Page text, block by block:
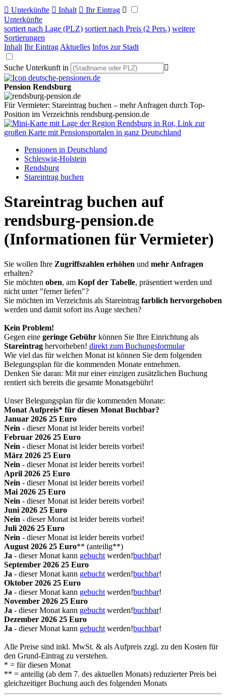
 Unterkünfte  Inhalt  Ihr Eintrag 
Unterkünfte
sortiert nach Lage (PLZ) sortiert nach Preis (2 Pers.) weitere
Sortierungen
Inhalt Ihr Eintrag Aktuelles Infos zur Stadt
Suche Unterkunft in 
Pension Rendsburg
Für Vermieter: Stareintrag buchen – mehr Anfragen durch Top-
Position im Verzeichnis rendsburg-pension.de
Pensionen in Deutschland
Schleswig-Holstein
Rendsburg
Stareintrag buchen
Stareintrag buchen auf
rendsburg-pension.de
(Informationen für Vermieter)
Sie wollen Ihre Zugriffszahlen erhöhen und mehr Anfragen
erhalten?
Sie möchten oben, am Kopf der Tabelle, präsentiert werden und
nicht unter "ferner liefen"?
Sie möchten im Verzeichnis als Stareintrag farblich hervorgehoben
werden und damit sofort ins Auge stechen?
Kein Problem!
Gegen eine geringe Gebühr können Sie Ihre Einrichtung als
Stareintrag hervorheben! direkt zum Buchungsformular
Wie viel das für welchen Monat ist können Sie dem folgenden
Belegungsplan für die kommenden Monate entnehmen.
Denken Sie daran: Mit nur einer einzigen zusätzlichen Buchung
rentiert sich bereits die gesamte Monatsgebühr!
Unser Belegungsplan für die kommenden Monate:
Monat Aufpreis* für diesen Monat Buchbar?
Januar 2026 25 Euro
Nein - dieserMonat ist leider bereits vorbei!
Februar 2026 25 Euro
Nein - dieserMonat ist leider bereits vorbei!
März 2026 25 Euro
Nein - dieserMonat ist leider bereits vorbei!
April 2026 25 Euro
Nein - dieserMonat ist leider bereits vorbei!
Mai 2026 25 Euro
Nein - dieserMonat ist leider bereits vorbei!
Juni 2026 25 Euro
Nein - dieserMonat ist leider bereits vorbei!
Juli 2026 25 Euro
Nein - dieserMonat ist leider bereits vorbei!
August 2026 25 Euro** (anteilig**)
Ja - dieser Monat kann gebucht werden!buchbar!
September 2026 25 Euro
Ja - dieser Monat kann gebucht werden!buchbar!
Oktober 2026 25 Euro
Ja - dieser Monat kann gebucht werden!buchbar!
November 2026 25 Euro
Ja - dieser Monat kann gebucht werden!buchbar!
Dezember 2026 25 Euro
Ja - dieser Monat kann gebucht werden!buchbar!
Alle Preise sind inkl. MwSt. & als Aufpreis zzgl. zu den Kosten für
den Grund-Eintrag zu verstehen.
* = für diesen Monat
** = anteilig (ab dem 7. des aktuellen Monats) reduzierter Preis bei
gleichzeitiger Buchung auch des folgenden Monats